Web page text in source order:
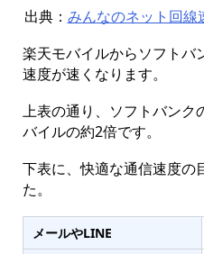
出典： みんなのネット回線
楽天モバイルからソフトバ
速度が速くなります。
上表の通り、ソフトバンク
バイルの約2倍です。
下表に、快適な通信速度の
た。
メールやLINE